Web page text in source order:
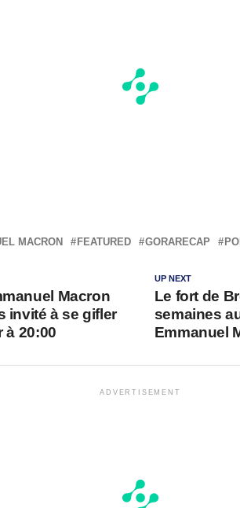
MACRON FEATURED GORARECAP
UP NEXT
Le fort de
semaines
Emmanuel
Macron
invité à se gifler
à 20:00
ADVERTISEMENT